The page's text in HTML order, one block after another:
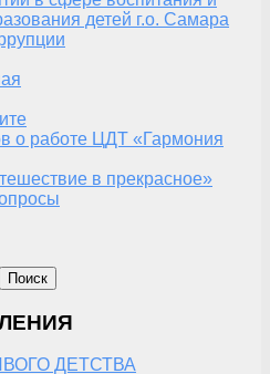
детей г.о. Самара
о работе ЦДТ «Гармония
в прекрасное»
Поиск
ДЕТСТВА